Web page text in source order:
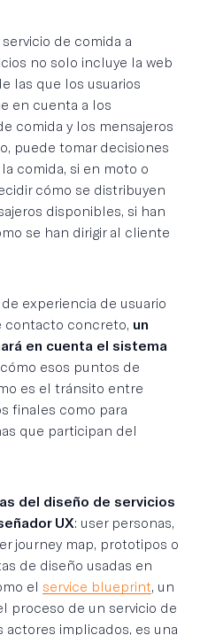
de comida a
no solo incluye la web
las que los usuarios
en cuenta a los
comida y los mensajeros
puede tomar decisiones
comida, si en moto o
cómo se distribuyen
disponibles, si han
se han dirigir al cliente
experiencia de usuario
contacto concreto, un
en cuenta el sistema
esos puntos de
es el tránsito entre
finales como para
que participan del
del diseño de servicios
UX: user personas,
journey map, prototipos o
de diseño usadas en
el service blueprint, un
proceso de un servicio de
implicados, es una